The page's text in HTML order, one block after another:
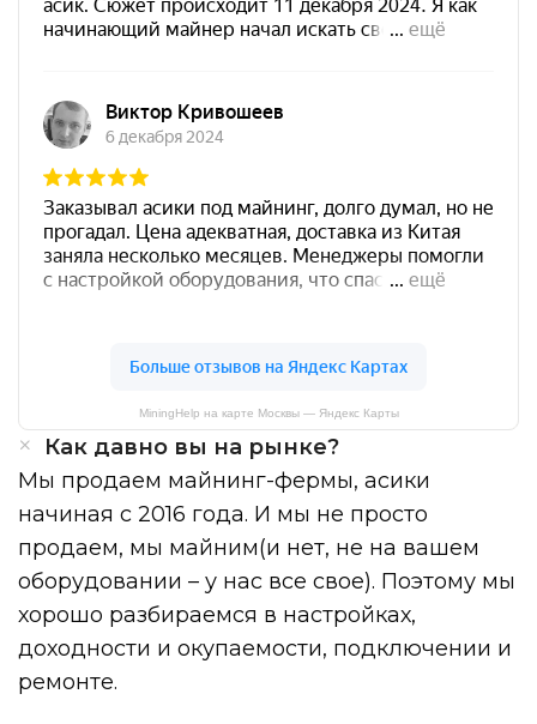
MiningHelp на карте Москвы — Яндекс Карты
Как давно вы на рынке?
Мы продаем майнинг-фермы, асики
начиная с 2016 года. И мы не просто
продаем, мы майним(и нет, не на вашем
оборудовании – у нас все свое). Поэтому мы
хорошо разбираемся в настройках,
доходности и окупаемости, подключении и
ремонте.